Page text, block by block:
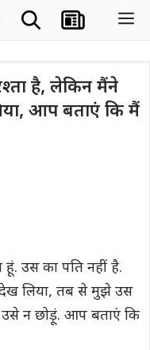
है, लेकिन मैंने
आप बताएं कि मैं
उस का पति नहीं है.
लिया, तब से मुझे उस
न छोड़ूं. आप बताएं कि